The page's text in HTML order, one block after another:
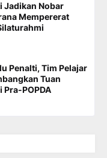
Jadikan Nobar
Mempererat
Penalti, Tim Pelajar
Tuan
Pra-POPDA